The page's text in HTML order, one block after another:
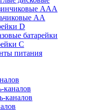
ААА
АА
D
батарейки
C
питания
каналов
каналов